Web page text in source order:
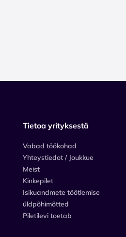
Tietoa yrityksestä
Vabad töökohad
Yhteystiedot / Joukkue
Meist
Kinkepilet
Isikuandmete töötlemise
üldpõhimõtted
Piletilevi toetab